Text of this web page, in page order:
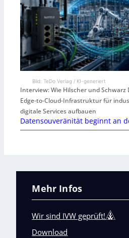
Bild: TeDo Verlag / KI-generiert
Interview: Wie Hilscher und
Edge-to-Cloud-Infrastruktur für
digitale Services aufbauen
Datensouveränität beginnt an
Mehr Infos
Wir sind IVW geprüft!
Download